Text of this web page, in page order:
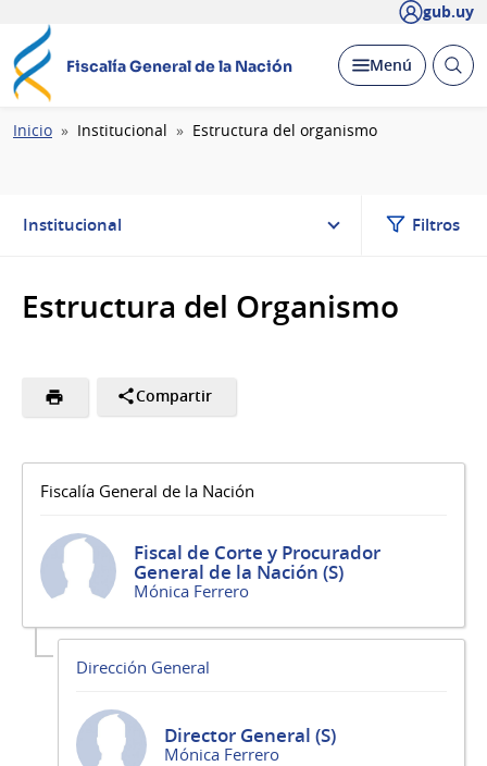
gub.uy
Fiscalía General de la Nación Desplegar
Menú Abrir
Ruta
Inicio Institucional Estructura del organismo
Institucional Filtros
Estructura del Organismo
Compartir
Fiscalía General de la Nación
Fiscal de Corte y Procurador
General de la Nación (S)
Mónica Ferrero
Dirección General
Director General (S)
Mónica Ferrero